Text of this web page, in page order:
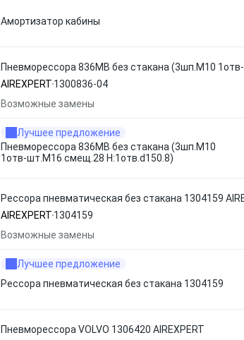
Амортизатор кабины
Пневморессора 836MB без стакана (3шп.M10
AIREXPERT 1300836-04
Возможные замены
Лучшее предложение
Пневморессора 836MB без стакана (3шп.M10
1отв-шт.M16 смещ.28 Н:1отв.d150.8)
Рессора пневматическая без стакана 1304159
AIREXPERT 1304159
Возможные замены
Лучшее предложение
Рессора пневматическая без стакана 1304159
Пневморессора VOLVO 1306420 AIREXPERT